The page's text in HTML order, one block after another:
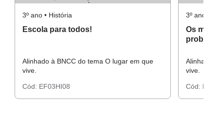
3º ano • História
Escola para todos!
Alinhado à BNCC do tema O lugar em que
vive.
Cód: EF03HI08
3º ano •
Os
Alinhado
vive.
Cód: